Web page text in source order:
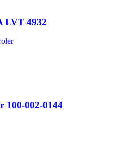
LVT 4932
100-002-0144